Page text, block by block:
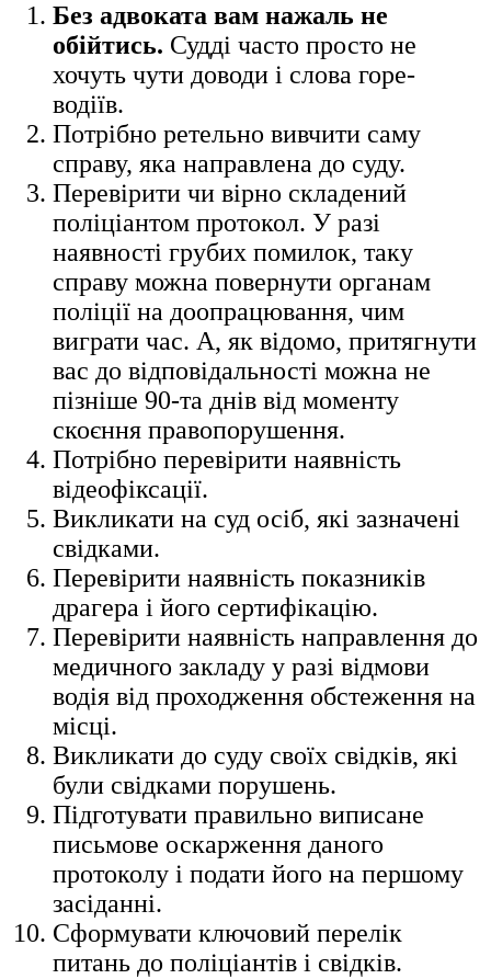
Без адвоката вам нажаль не
обійтись. Судді часто просто не
хочуть чути доводи і слова горе-
водіїв.
Потрібно ретельно вивчити саму
справу, яка направлена до суду.
Перевірити чи вірно складений
поліціантом протокол. У разі
наявності грубих помилок, таку
справу можна повернути органам
поліції на доопрацювання, чим
виграти час. А, як відомо, притягнути
вас до відповідальності можна не
пізніше 90-та днів від моменту
скоєння правопорушення.
Потрібно перевірити наявність
відеофіксації.
Викликати на суд осіб, які зазначені
свідками.
Перевірити наявність показників
драгера і його сертифікацію.
Перевірити наявність направлення до
медичного закладу у разі відмови
водія від проходження обстеження на
місці.
Викликати до суду своїх свідків, які
були свідками порушень.
Підготувати правильно виписане
письмове оскарження даного
протоколу і подати його на першому
засіданні.
Сформувати ключовий перелік
питань до поліціантів і свідків.